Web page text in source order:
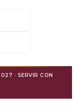
· SERVIR CON